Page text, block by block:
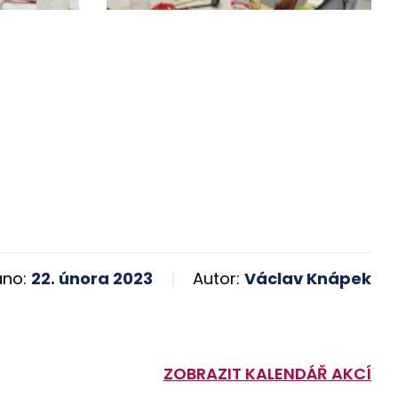
22. února 2023 Autor: Václav Knápek
ZOBRAZIT KALENDÁŘ AKCÍ